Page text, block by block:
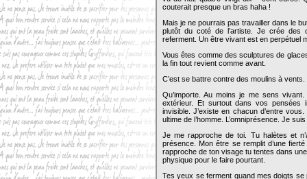
couterait presque un bras haha !
Mais je ne pourrais pas travailler dans le
plutôt du coté de l’artiste. Je crée
referment. Un être vivant est en perpétuel
Vous êtes comme des sculptures de
la fin tout revient comme avant.
C’est se battre contre des moulins à vents.
Qu’importe. Au moins je me sens
extérieur. Et surtout dans vos pensées
invisible. J’existe en chacun d’entre
ultime de l’homme. L’omniprésence. Je
Je me rapproche de toi. Tu halètes et
présence. Mon être se remplit d’une
rapproche de ton visage tu tentes dans
physique pour le faire pourtant.
Tes yeux se ferment quand mes doigts